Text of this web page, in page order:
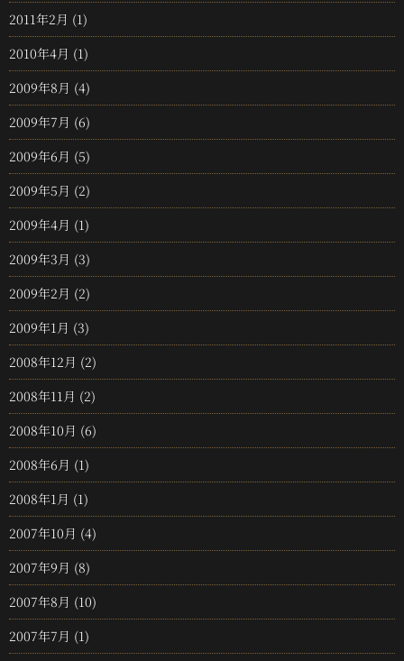
2011年2月 (1)
2010年4月 (1)
2009年8月 (4)
2009年7月 (6)
2009年6月 (5)
2009年5月 (2)
2009年4月 (1)
2009年3月 (3)
2009年2月 (2)
2009年1月 (3)
2008年12月 (2)
2008年11月 (2)
2008年10月 (6)
2008年6月 (1)
2008年1月 (1)
2007年10月 (4)
2007年9月 (8)
2007年8月 (10)
2007年7月 (1)